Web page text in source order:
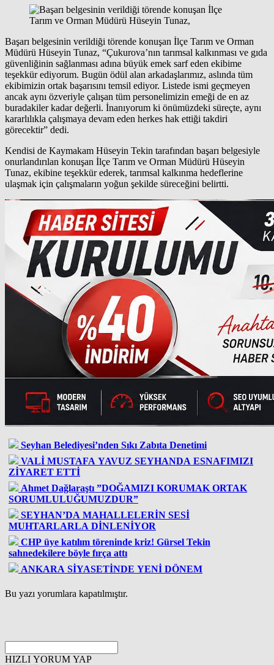
Başarı belgesinin verildiği törende konuşan İlçe Tarım ve Orman
Müdürü Hüseyin Tunaz, “Çukurova’nın tarımsal kalkınması ve gıda
güvenliğinin sağlanması adına büyük emek sarf eden ekibime
teşekkür ediyorum. Bugün ödül alan arkadaşlarımız, aslında tüm
ekibimizin ortak başarısını temsil ediyor. Listede ismi geçmeyen
ancak aynı özveriyle çalışan tüm personelimizin emeği de en az
buradakiler kadar değerli. İnanıyorum ki önümüzdeki süreçte, aynı
kararlılıkla çalışmaya devam eden herkes hak ettiği takdiri
görecektir” dedi.
Kendisi de Kaymakam Hüseyin Tekin tarafından başarı belgesiyle
onurlandırılan konuşan İlçe Tarım ve Orman Müdürü Hüseyin
Tunaz, ekibine teşekkür ederek, tarımsal kalkınma hedeflerine
ulaşmak için çalışmaların yoğun şekilde süreceğini belirtti.
Seyhan Belediyesi’nden Sıkı Zabıta Denetimi
VALİ MUSTAFA YAVUZ SEYHANDA ESNAFIMIZI
ZİYARET ETTİ
Ahmet Dağlaraştı ”DOĞAMIZI KORUMAK ORTAK
SORUMLULUĞUMUZDUR”
SEYHAN’DA MAHALLELERİN SESİ
MUHTARLARLA DİNLENİYOR
CHP üye katılım töreninde kriz! Gürsel Tekin
sahnedekilere böyle fırça attı
ANKARA SİYASETİNDE YENİ DÖNEM
Bu yazı yorumlara kapatılmıştır.
HIZLI YORUM YAP